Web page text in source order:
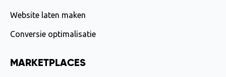
Website laten maken
Conversie optimalisatie
MARKETPLACES